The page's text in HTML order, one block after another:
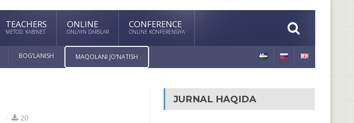
TEACHERS
METOD. KABINET
ONLINE
ONLAYN DARSLAR
CONFERENCE
ONLINE KONFERENSIYA
BOG’LANISH MAQOLANI JO’NATISH
20
JURNAL HAQIDA